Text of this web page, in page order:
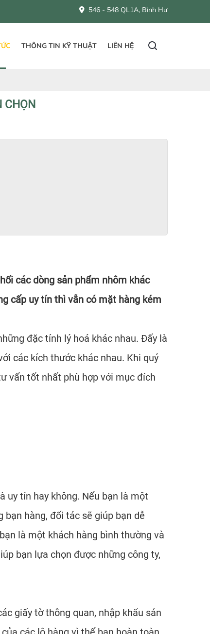
546 - 548 QL1A, Bình Hưng Hoà B, Bình Tân, Hồ
THÔNG TIN KỸ THUẬT LIÊN HỆ
CHỌN
các dòng sản phẩm nhôm khác
cấp uy tín thì vẫn có mặt hàng kém
đặc tính lý hoá khác nhau. Đấy là
các kích thước khác nhau. Khi quý
vấn tốt nhất phù hợp với mục đích
uy tín hay không. Nếu bạn là một
hàng, đối tác sẽ giúp bạn dễ
là một khách hàng bình thường và
bạn lựa chọn được những công ty,
giấy tờ thông quan, nhập khẩu sản